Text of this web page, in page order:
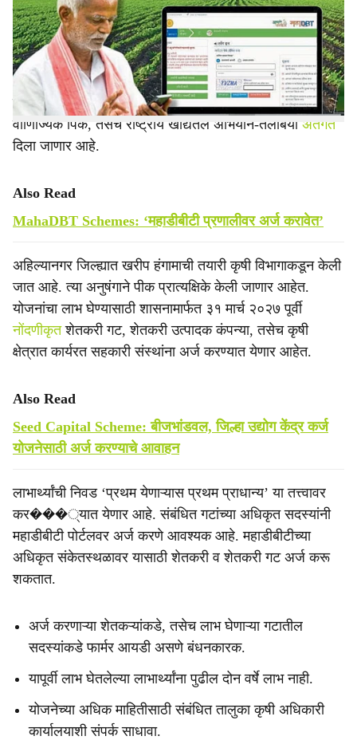
r
e
तंत्रज्ञान शेतकऱ्यांपर्यंत पोहोचविण्याच्या हेतूने पीक प्रात्यक्षिक,
प्रमाणित बियाणे वितरण, तसेच मिनी किटचे वितरण आदी घटकांचा
लाभ देण्यात येणार आहे.
हा लाभ राष्ट्रीय अन्नसुरक्षा व पोषण अभियान-अन्नधान्य पिके व
वाणिज्यिक पिके, तसेच राष्ट्रीय खाद्यतेल अभियान-तेलबिया अंतर्गत
दिला जाणार आहे.
Also Read
MahaDBT Schemes: ‘महाडीबीटी प्रणालीवर अर्ज करावेत’
अहिल्यानगर जिल्ह्यात खरीप हंगामाची तयारी कृषी विभागाकडून केली
जात आहे. त्या अनुषंगाने पीक प्रात्यक्षिके केली जाणार आहेत.
योजनांचा लाभ घेण्यासाठी शासनामार्फत ३१ मार्च २०२७ पूर्वी
नोंदणीकृतशेतकरी गट, शेतकरी उत्पादक कंपन्या, तसेच कृषी
क्षेत्रात कार्यरत सहकारी संस्थांना अर्ज करण्यात येणार आहेत.
Also Read
Seed Capital Scheme: बीजभांडवल, जिल्हा उद्योग केंद्र कर्ज
योजनेसाठी अर्ज करण्याचे आवाहन
लाभार्थ्यांची निवड ‘प्रथम येणाऱ्यास प्रथम प्राधान्य’ या तत्त्वावर
कर���्यात येणार आहे. संबंधित गटांच्या अधिकृत सदस्यांनी
महाडीबीटी पोर्टलवर अर्ज करणे आवश्यक आहे. महाडीबीटीच्या
अधिकृत संकेतस्थळावर यासाठी शेतकरी व शेतकरी गट अर्ज करू
शकतात.
अर्ज करणाऱ्या शेतकऱ्यांकडे, तसेच लाभ घेणाऱ्या गटातील
सदस्यांकडे फार्मर आयडी असणे बंधनकारक.
यापूर्वी लाभ घेतलेल्या लाभार्थ्यांना पुढील दोन वर्षे लाभ नाही.
योजनेच्या अधिक माहितीसाठी संबंधित तालुका कृषी अधिकारी
कार्यालयाशी संपर्क साधावा.